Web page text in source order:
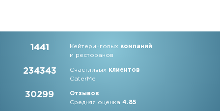
1441 Кейтеринговых компаний
и ресторанов
234343 Счастливых клиентов
CaterMe
30299
Отзывов
Средняя оценка4.85